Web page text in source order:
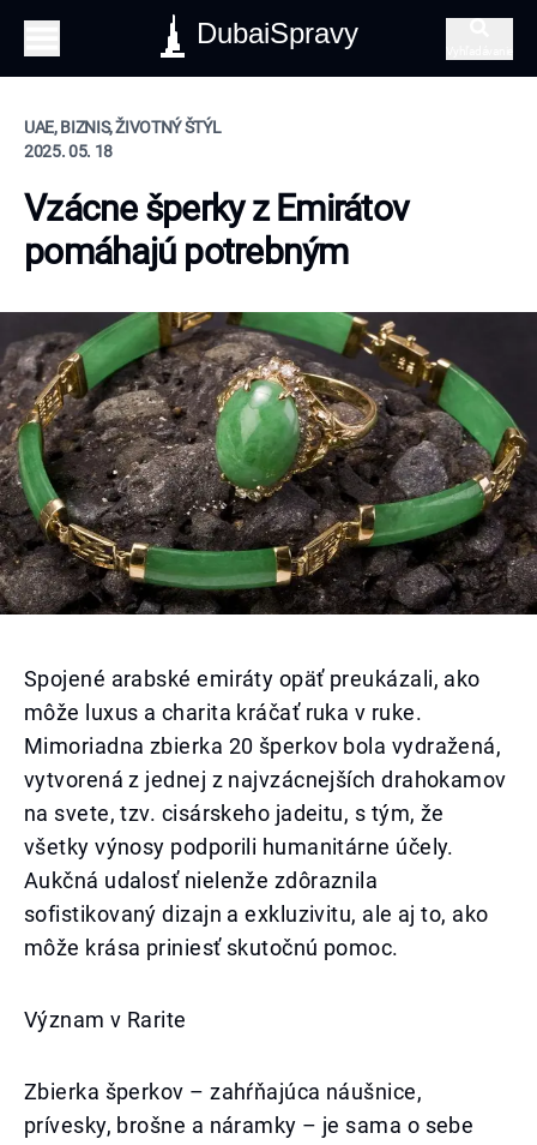
DubaiSpravy
UAE, BIZNIS, ŽIVOTNÝ ŠTÝL
2025. 05. 18
Vzácne šperky z Emirátov
pomáhajú potrebným
Spojené arabské emiráty opäť preukázali, ako
môže luxus a charita kráčať ruka v ruke.
Mimoriadna zbierka 20 šperkov bola vydražená,
vytvorená z jednej z najvzácnejších drahokamov
na svete, tzv. cisárskeho jadeitu, s tým, že
všetky výnosy podporili humanitárne účely.
Aukčná udalosť nielenže zdôraznila
sofistikovaný dizajn a exkluzivitu, ale aj to, ako
môže krása priniesť skutočnú pomoc.
Význam v Rarite
Zbierka šperkov – zahŕňajúca náušnice,
prívesky, brošne a náramky – je sama o sebe